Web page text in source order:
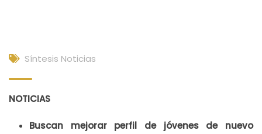
Síntesis Noticias
NOTICIAS
Buscan mejorar perfil de jóvenes de nuevo